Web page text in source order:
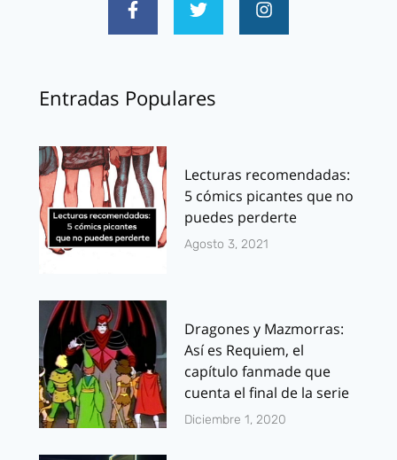
Entradas Populares
Lecturas recomendadas:
5 cómics picantes que no
puedes perderte
Agosto 3, 2021
Dragones y Mazmorras:
Así es Requiem, el
capítulo fanmade que
cuenta el final de la serie
Diciembre 1, 2020